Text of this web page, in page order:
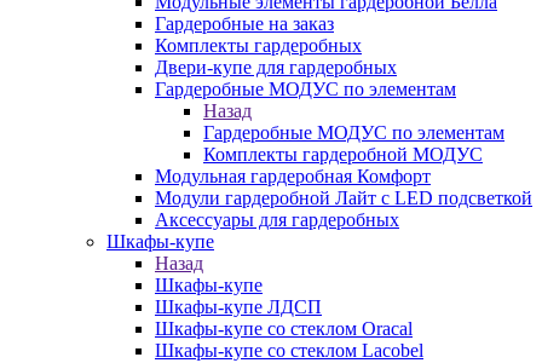
Гардеробные на заказ
Комплекты гардеробных
Двери-купе для гардеробных
Гардеробные МОДУС по элементам
Назад
Гардеробные МОДУС по элементам
Комплекты гардеробной МОДУС
Модульная гардеробная Комфорт
Модули гардеробной Лайт с LED подсветкой
Аксессуары для гардеробных
Шкафы-купе
Назад
Шкафы-купе
Шкафы-купе ЛДСП
Шкафы-купе со стеклом Oracal
Шкафы-купе со стеклом Lacobel